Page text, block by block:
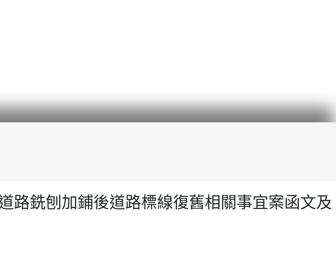
路銑刨加鋪後道路標線復舊相關事宜案函文及